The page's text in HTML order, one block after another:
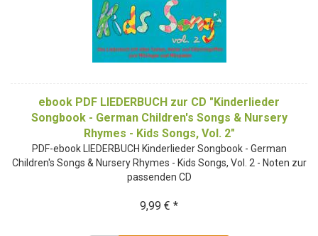
ebook PDF LIEDERBUCH zur CD "Kinderlieder
Songbook - German Children's Songs & Nursery
Rhymes - Kids Songs, Vol. 2"
PDF-ebook LIEDERBUCH Kinderlieder Songbook - German
Children's Songs & Nursery Rhymes - Kids Songs, Vol. 2 - Noten zur
passenden CD
9,99 € *